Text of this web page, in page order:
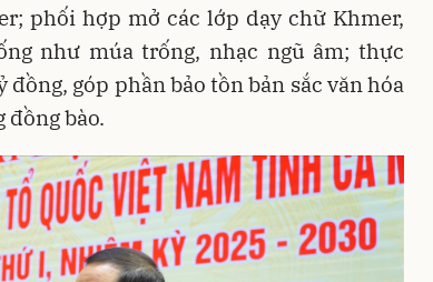
phối hợp mở các lớp dạy chữ Khmer,
như múa trống, nhạc ngũ âm; thực
góp phần bảo tồn bản sắc văn hóa
đồng bào.